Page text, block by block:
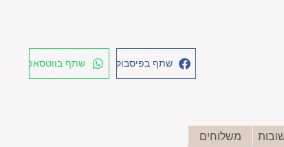
שתף בפיסבוק שתף בווטסאפ
משלוחים